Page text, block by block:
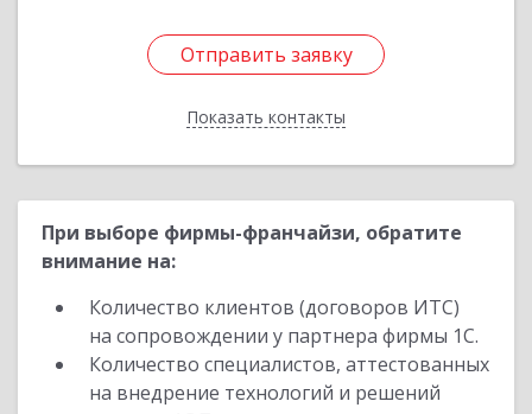
Отправить заявку
Показать контакты
Отправить заявку
Назад
При выборе фирмы-франчайзи, обратите
внимание на:
Количество клиентов (договоров ИТС)
на сопровождении у партнера фирмы 1С.
Количество специалистов, аттестованных
на внедрение технологий и решений